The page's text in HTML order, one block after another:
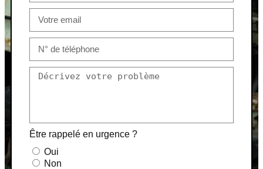
Être rappelé en urgence ?
Oui
Non